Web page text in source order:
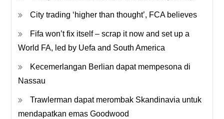
City trading ‘higher than thought’, FCA believes
Fifa won’t fix itself – scrap it now and set up a
World FA, led by Uefa and South America
Kecemerlangan Berlian dapat mempesona di
Nassau
Trawlerman dapat merombak Skandinavia untuk
mendapatkan emas Goodwood